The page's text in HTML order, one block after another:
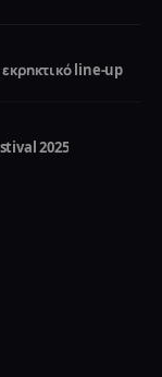
line-up
2025